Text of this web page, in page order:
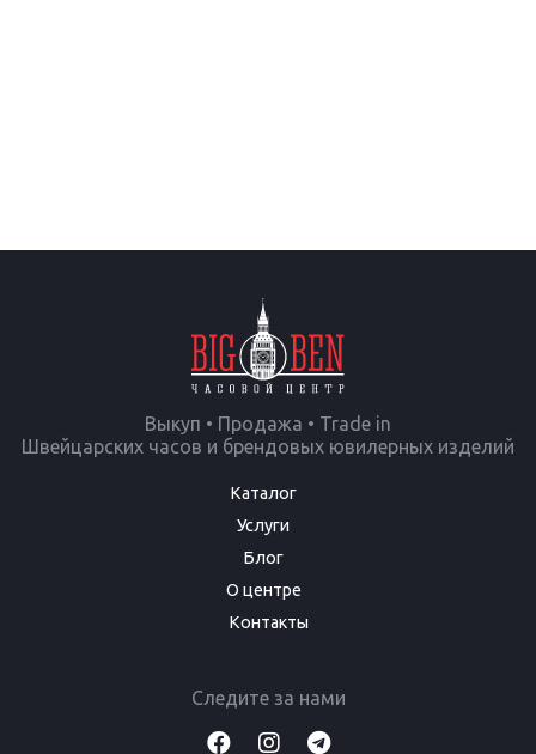
Выкуп • Продажа • Trade in
Швейцарских часов и брендовых ювилерных изделий
Каталог
Услуги
Блог
О центре
Контакты
Следите за нами